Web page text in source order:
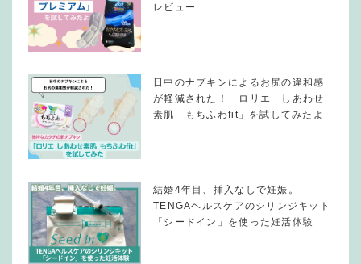
レビュー
日中のナプキンによるお尻の違和感
が軽減された！「ロリエ しあわせ
素肌 もちふわfit」を試してみたよ
結婚4年目、挿入なしで妊娠。
TENGAヘルスケアのシリンジキット
「シードイン」を使った妊活体験